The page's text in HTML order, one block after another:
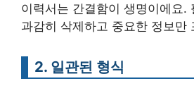
이력서는 간결함이 생명이에요.
과감히 삭제하고 중요한 정보만
2. 일관된 형식